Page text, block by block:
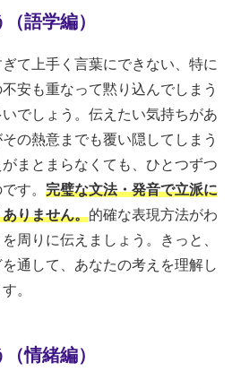
語学編）
て上手く言葉にできない、特に
安も重なって黙り込んでしまう
でしょう。伝えたい気持ちがあ
の熱意までも覆い隠してしまう
まとまらなくても、ひとつずつ
す。 完璧な文法・発音で立派に
りません。的確な表現方法がわ
周りに伝えましょう。きっと、
通して、あなたの考えを理解し
。
情緒編）